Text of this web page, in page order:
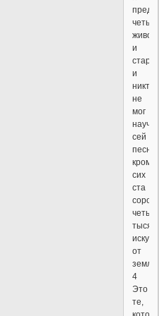
пред
и
и
никто
не
мог
сей
песни,
кроме
сих
ста
сорока
тысяч,
от
земли.
4
Это
те,